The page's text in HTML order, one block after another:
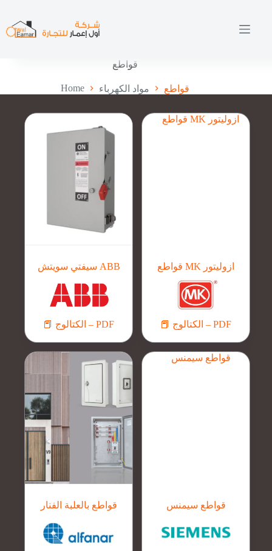
content
قواطع
Home مواد الكهرباء قواطع
سيفتي سويتش ABB
📕 الكتالوج – PDF
قواطع MK ازوليتور
📕 الكتالوج – PDF
قواطع بالعلبة الفنار قواطع سيمنس